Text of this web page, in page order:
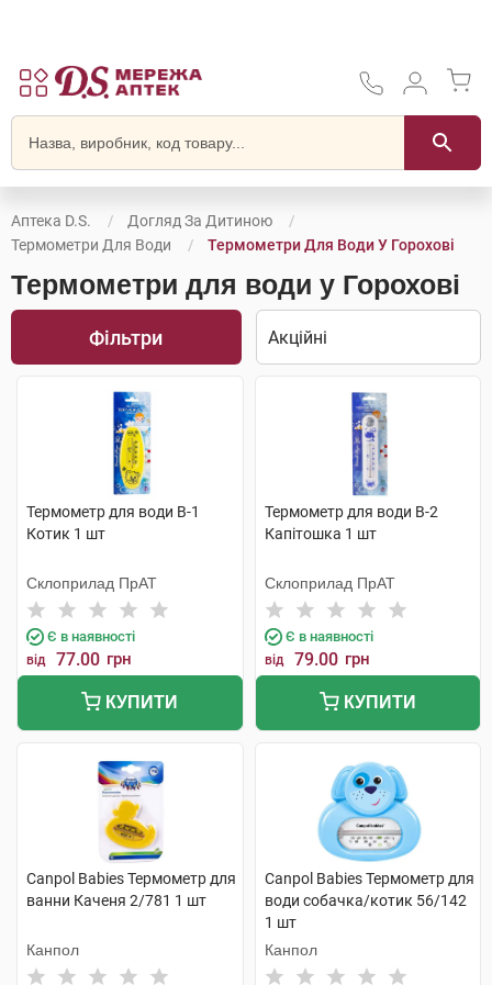
Аптека D.S.
Догляд За Дитиною
Термометри Для Води
Термометри Для Води У Горохові
Термометри для води у Горохові
Фільтри
Термометр для води В-1
Котик 1 шт
Склоприлад ПрАТ
Є в наявності
від 77.00 грн
КУПИТИ
Термометр для води В-2
Капітошка 1 шт
Склоприлад ПрАТ
Є в наявності
від 79.00 грн
КУПИТИ
Canpol Babies Термометр для
ванни Каченя 2/781 1 шт
Канпол
Canpol Babies Термометр для
води собачка/котик 56/142
1 шт
Канпол